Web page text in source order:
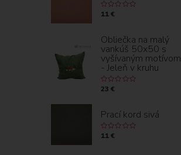
11 €
Obliečka na malý
vankúš 50x50 s
vyšívaným motívom
- Jeleň v kruhu
23 €
Prací kord sivá
11 €